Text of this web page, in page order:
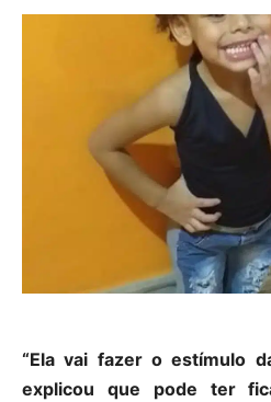
“Ela vai fazer o estímulo
explicou que pode ter